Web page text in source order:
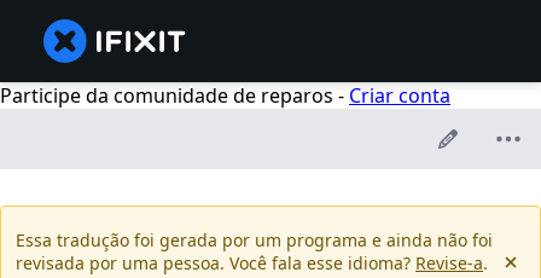
Participe da comunidade de reparos - Criar conta
Essa tradução foi gerada por um programa e ainda não foi
revisada por uma pessoa. Você fala esse idioma? Revise-a.